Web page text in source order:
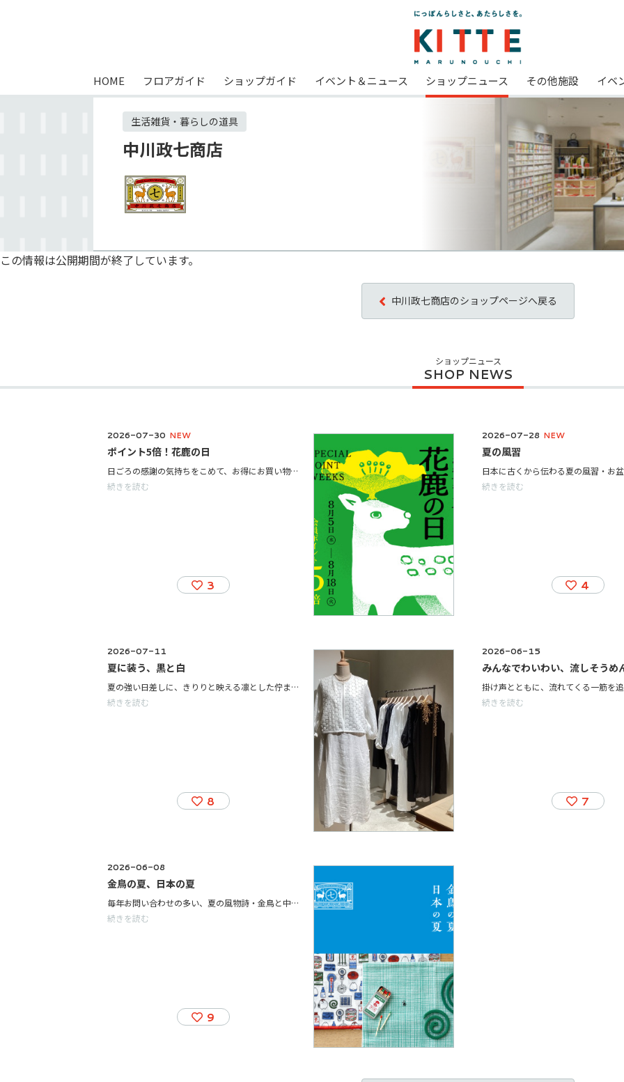
HOME フロアガイド ショップガイド イベント＆ニュース ショップニュース その他施設 イベ
生活雑貨・暮らしの道具
中川政七商店
この情報は公開期間が終了しています。
中川政七商店のショップページへ戻る
ショップニュース
2026-07-30 NEW
ポイント5倍！花鹿の日
日ごろの感謝の気持ちをこめて、お得にお買い物いただける「花鹿の日」が開催決定！ 2026年8月5日(水)から8月18日(火)までの期間中、会員ポイントが5倍にアップ。 ぜひこの機会に、中川政七商店のお買い物をお楽しみください。 ＜花鹿の日とは？＞ 日ごろの感謝の気持ちをこめた日を、みなさまに幸せが訪れることを願って「花鹿の日」と名付けました。 季節ごとにお客様に喜んでいただけるような企画を開催予定です。どうぞご期待ください。 会員登録がまだの方も、LINEからのお友達追加でその場でポイントが貯められます！ 詳しくは店頭スタッフにお声掛けください。皆様のご来店をお待ちしております。
続きを読む
3
2026-07-28 NEW
夏の風習
続きを読む
4
2026-07-11
夏に装う、黒と白
夏の強い日差しに、きりりと映える凛とした佇まいを叶えてくれる黒と白。 魅力的な黒と白で、纏う人の美しさを引き立てる服を作りました。 いずれも用いたのは、産地や作り手が長く育んできた技術。太陽のもとの装いも涼やかに着ていただけるラインアップでお届けします。 ぜひ店頭でご覧ください。 ご来店お待ちしております。
続きを読む
8
2026-06-15
みんなでわいわい、流しそうめ
続きを読む
7
2026-06-08
金鳥の夏、日本の夏
毎年お問い合わせの多い、夏の風物詩・金鳥と中川政七商店のコラボレーション商品が入荷しました！ 日本の工芸職人の技術を活かした「日本の夏の暮らしの道具」を店頭でご紹介しております。 看板のデザインに懐かしさを覚えたり、隠れた蚊を探して遊び心に和んだり。手を拭うたび、広げるたびに、日本の夏の情景が鮮やかに浮かび上がる手ぬぐいシリーズが新登場。 ※KITTE丸の内店では、缶入りマッチを含むセットのお取扱いはございません。ご了承ください。 ご来店お待ちしております。
続きを読む
9